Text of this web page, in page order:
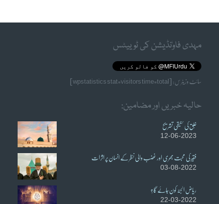
مہدی فاوٗنڈیشن کی ٹوییٹس
سائٹ وزیٹرس: [wpstatistics stat=visitors time=total]
حالیہ خبریں اور مضامین:
خُلق کی حقیقی تشریح
12-06-2023
فقیر کی محبت بھری اور غضب والی نظر کے انسان پر اثرات
03-08-2022
ریاض الجنہ کون جائے گا؟
22-03-2022